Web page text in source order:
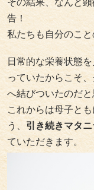
その結果、なんと
告！
私たちも自分のこと
日常的な栄養状態
っていたからこそ
へ結びついたのだと
これからは母子と
う、 引き続きマタ
ていただきます。